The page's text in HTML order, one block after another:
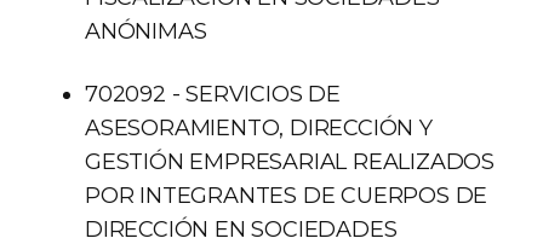
ANÓNIMAS
702092 - SERVICIOS DE
ASESORAMIENTO, DIRECCIÓN Y
GESTIÓN EMPRESARIAL REALIZADOS
POR INTEGRANTES DE CUERPOS DE
DIRECCIÓN EN SOCIEDADES